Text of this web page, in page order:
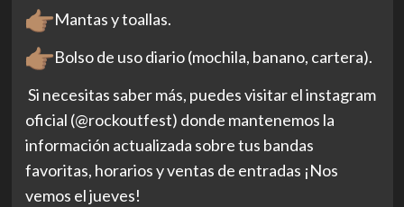
Mantas y toallas.
Bolso de uso diario (mochila, banano, cartera).
Si necesitas saber más, puedes visitar el instagram
oficial (@rockoutfest) donde mantenemos la
información actualizada sobre tus bandas
favoritas, horarios y ventas de entradas ¡Nos
vemos el jueves!